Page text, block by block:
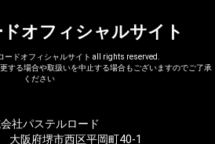
オフィシャルサイト
ードオフィシャルサイト all rights reserved.
する場合や取扱いを中止する場合もございますのでご了承
ください
社パステルロード
大阪府堺市西区平岡町40-1